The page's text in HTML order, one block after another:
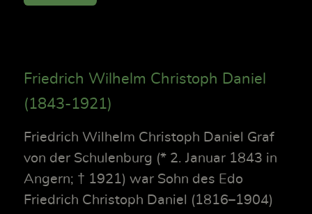
Friedrich Wilhelm Christoph Daniel
(1843-1921)
Friedrich Wilhelm Christoph Daniel Graf
von der Schulenburg (* 2. Januar 1843 in
Angern; † 1921) war Sohn des Edo
Friedrich Christoph Daniel (1816–1904)